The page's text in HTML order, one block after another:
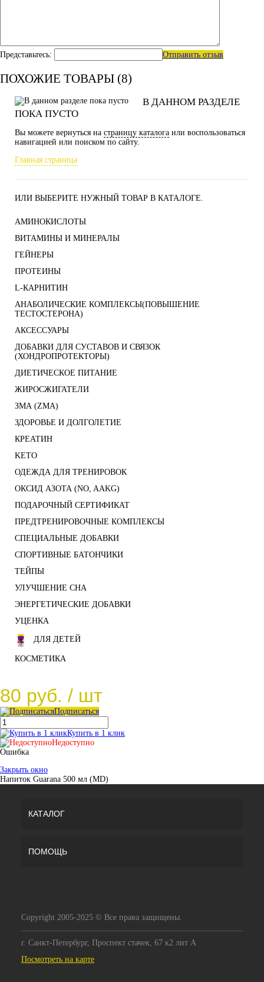
Представьтесь: Отправить отзыв
ПОХОЖИЕ ТОВАРЫ (8)
В ДАННОМ РАЗДЕЛЕ
ПОКА ПУСТО
Вы можете вернуться на страницу каталога или воспользоваться
навигацией или поиском по сайту.
Главная страница
ИЛИ ВЫБЕРИТЕ НУЖНЫЙ ТОВАР В КАТАЛОГЕ.
АМИНОКИСЛОТЫ
ВИТАМИНЫ И МИНЕРАЛЫ
ГЕЙНЕРЫ
ПРОТЕИНЫ
L-КАРНИТИН
АНАБОЛИЧЕСКИЕ КОМПЛЕКСЫ(ПОВЫШЕНИЕ
ТЕСТОСТЕРОНА)
АКСЕССУАРЫ
ДОБАВКИ ДЛЯ СУСТАВОВ И СВЯЗОК
(ХОНДРОПРОТЕКТОРЫ)
ДИЕТИЧЕСКОЕ ПИТАНИЕ
ЖИРОСЖИГАТЕЛИ
ЗМА (ZMA)
ЗДОРОВЬЕ И ДОЛГОЛЕТИЕ
КРЕАТИН
KETO
ОДЕЖДА ДЛЯ ТРЕНИРОВОК
ОКСИД АЗОТА (NO, AAKG)
ПОДАРОЧНЫЙ СЕРТИФИКАТ
ПРЕДТРЕНИРОВОЧНЫЕ КОМПЛЕКСЫ
СПЕЦИАЛЬНЫЕ ДОБАВКИ
СПОРТИВНЫЕ БАТОНЧИКИ
ТЕЙПЫ
УЛУЧШЕНИЕ СНА
ЭНЕРГЕТИЧЕСКИЕ ДОБАВКИ
УЦЕНКА
ДЛЯ ДЕТЕЙ
КОСМЕТИКА
80 руб. / шт
Подписаться
Купить в 1 клик
Недоступно
Ошибка
Закрыть окно
Напиток Guarana 500 мл (MD)
КАТАЛОГ
ПОМОЩЬ
Copyright 2005-2025 © Все права защищены.
г. Санкт-Петербург, Проспект стачек, 67 к2 лит А
Посмотреть на карте